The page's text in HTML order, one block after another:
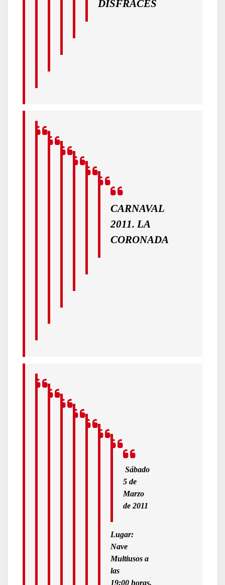
DISFRACES
CARNAVAL
2011. LA
CORONADA
Sábado
5 de
Marzo
de 2011
Lugar:
Nave
Multiusos a
las
19:00 horas.